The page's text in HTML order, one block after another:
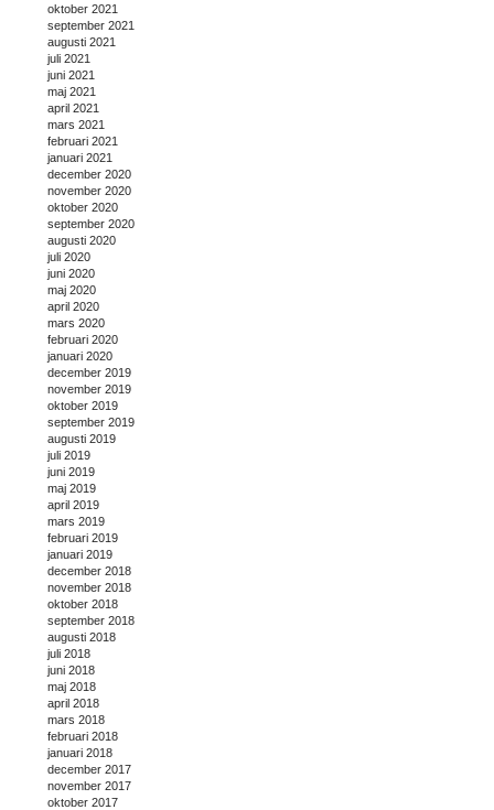
oktober 2021
september 2021
augusti 2021
juli 2021
juni 2021
maj 2021
april 2021
mars 2021
februari 2021
januari 2021
december 2020
november 2020
oktober 2020
september 2020
augusti 2020
juli 2020
juni 2020
maj 2020
april 2020
mars 2020
februari 2020
januari 2020
december 2019
november 2019
oktober 2019
september 2019
augusti 2019
juli 2019
juni 2019
maj 2019
april 2019
mars 2019
februari 2019
januari 2019
december 2018
november 2018
oktober 2018
september 2018
augusti 2018
juli 2018
juni 2018
maj 2018
april 2018
mars 2018
februari 2018
januari 2018
december 2017
november 2017
oktober 2017